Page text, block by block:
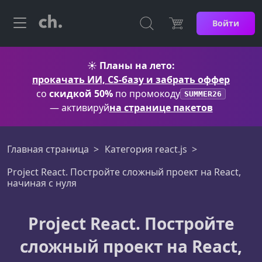
Войти
☀️ Планы на лето:
прокачать ИИ, CS-базу и забрать оффер
со скидкой 50% по промокоду SUMMER26
— активируйна странице пакетов
Главная страница
Категория react.js
Project React. Постройте сложный проект на React,
начиная с нуля
Project React. Постройте
сложный проект на React,